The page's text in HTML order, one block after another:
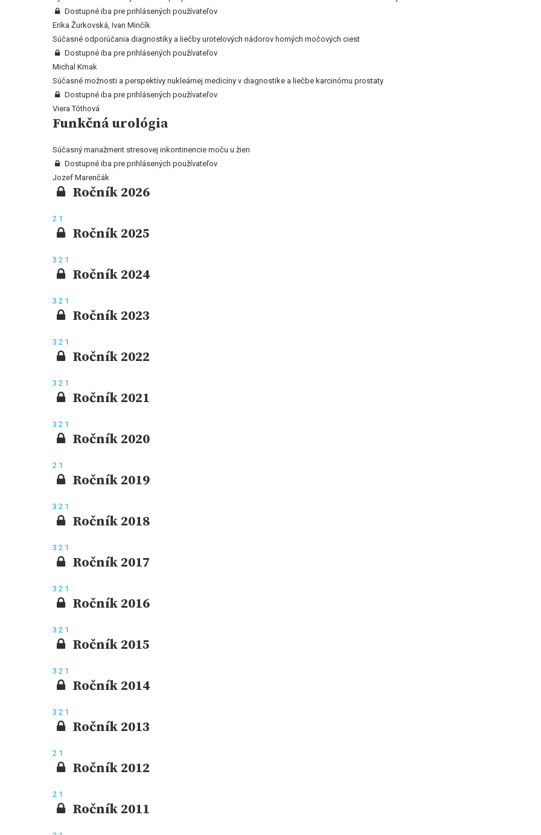
Dostupné iba pre prihlásených používateľov
Erika Žurkovská, Ivan Minčík
Súčasné odporúčania diagnostiky a liečby urotelových nádorov horných močových ciest
Dostupné iba pre prihlásených používateľov
Michal Kmak
Súčasné možnosti a perspektívy nukleárnej medicíny v diagnostike a liečbe karcinómu prostaty
Dostupné iba pre prihlásených používateľov
Viera Tóthová
Funkčná urológia
Súčasný manažment stresovej inkontinencie moču u žien
Dostupné iba pre prihlásených používateľov
Jozef Marenčák
Ročník 2026
2 1
Ročník 2025
3 2 1
Ročník 2024
3 2 1
Ročník 2023
3 2 1
Ročník 2022
3 2 1
Ročník 2021
3 2 1
Ročník 2020
2 1
Ročník 2019
3 2 1
Ročník 2018
3 2 1
Ročník 2017
3 2 1
Ročník 2016
3 2 1
Ročník 2015
3 2 1
Ročník 2014
3 2 1
Ročník 2013
2 1
Ročník 2012
2 1
Ročník 2011